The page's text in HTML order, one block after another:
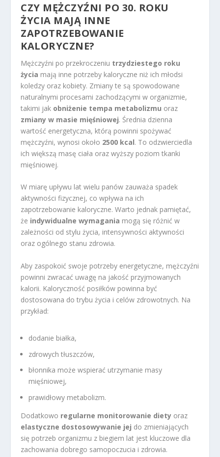
CZY MĘŻCZYŹNI PO 30. ROKU
ŻYCIA MAJĄ INNE
ZAPOTRZEBOWANIE
KALORYCZNE?
Mężczyźni po przekroczeniu trzydziestego roku
życia mają inne potrzeby kaloryczne niż ich młodsi
koledzy oraz kobiety. Zmiany te są spowodowane
naturalnymi procesami zachodzącymi w organizmie,
takimi jak obniżenie tempa metabolizmu oraz
zmiany w masie mięśniowej. Średnia dzienna
wartość energetyczna, którą powinni spożywać
mężczyźni, wynosi około 2500 kcal. To odzwierciedla
ich większą masę ciała oraz wyższy poziom tkanki
mięśniowej.
W miarę upływu lat wielu panów zauważa spadek
aktywności fizycznej, co wpływa na ich
zapotrzebowanie kaloryczne. Warto jednak pamiętać,
że indywidualne wymagania mogą się różnić w
zależności od stylu życia, intensywności aktywności
oraz ogólnego stanu zdrowia.
Aby zaspokoić swoje potrzeby energetyczne, mężczyźni
powinni zwracać uwagę na jakość przyjmowanych
kalorii. Kaloryczność posiłków powinna być
dostosowana do trybu życia i celów zdrowotnych. Na
przykład:
dodanie białka,
zdrowych tłuszczów,
błonnika może wspierać utrzymanie masy
mięśniowej,
prawidłowy metabolizm.
Dodatkowo regularne monitorowanie diety oraz
elastyczne dostosowywanie jej do zmieniających
się potrzeb organizmu z biegiem lat jest kluczowe dla
zachowania dobrego samopoczucia i zdrowia.